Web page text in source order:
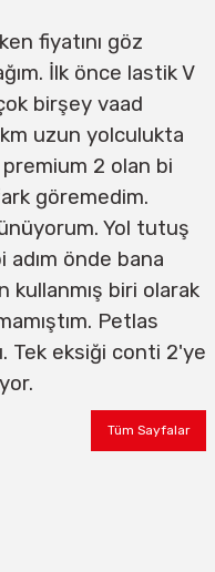
fiyatını göz
İlk önce lastik V
birşey vaad
uzun yolculukta
2 olan bi
göremedim.
Yol tutuş
önde bana
kullanmış biri olarak
Petlas
Tek eksiği conti 2'ye
Tüm Sayfalar